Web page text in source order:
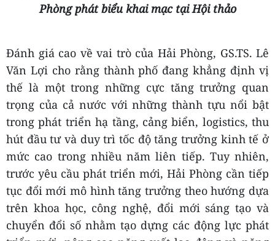
Phòng phát biểu khai mạc tại Hội thảo
Đánh giá cao về vai trò của Hải Phòng, GS.TS. Lê
Văn Lợi cho rằng thành phố đang khẳng định vị
thế là một trong những cực tăng trưởng quan
trọng của cả nước với những thành tựu nổi bật
trong phát triển hạ tầng, cảng biển, logistics, thu
hút đầu tư và duy trì tốc độ tăng trưởng kinh tế ở
mức cao trong nhiều năm liên tiếp. Tuy nhiên,
trước yêu cầu phát triển mới, Hải Phòng cần tiếp
tục đổi mới mô hình tăng trưởng theo hướng dựa
trên khoa học, công nghệ, đổi mới sáng tạo và
chuyển đổi số nhằm tạo dựng các động lực phát